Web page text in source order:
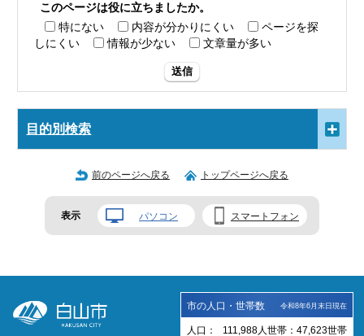
このページは役に立ちましたか。
特にない
内容が分かりにくい
ページを探
しにくい
情報が少ない 文章量が多い
送信
目的別検索
前のページへ戻る トップページへ戻る
表示 パソコン スマートフォン
市の人口・世帯数 令和8年6月末日現在
人口： 111,988 人 世帯： 47,623世帯